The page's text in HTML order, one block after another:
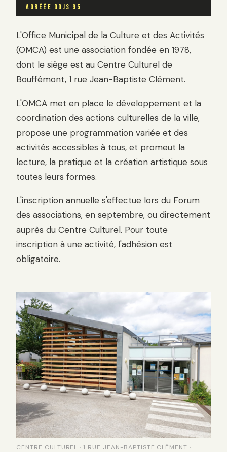
AGRÉÉE DDJS 95
L'Office Municipal de la Culture et des Activités
(OMCA) est une association fondée en 1978,
dont le siège est au Centre Culturel de
Bouffémont, 1 rue Jean-Baptiste Clément.
L'OMCA met en place le développement et la
coordination des actions culturelles de la ville,
propose une programmation variée et des
activités accessibles à tous, et promeut la
lecture, la pratique et la création artistique sous
toutes leurs formes.
L'inscription annuelle s'effectue lors du Forum
des associations, en septembre, ou directement
auprès du Centre Culturel. Pour toute
inscription à une activité, l'adhésion est
obligatoire.
CENTRE CULTUREL · 1 RUE JEAN-BAPTISTE CLÉMENT ·